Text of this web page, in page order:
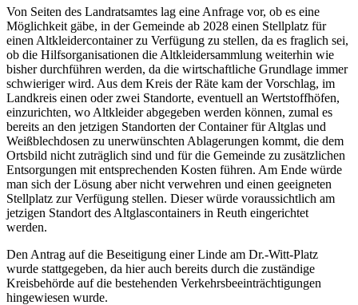
Von Seiten des Landratsamtes lag eine Anfrage vor, ob es eine
Möglichkeit gäbe, in der Gemeinde ab 2028 einen Stellplatz für
einen Altkleidercontainer zu Verfügung zu stellen, da es fraglich sei,
ob die Hilfsorganisationen die Altkleidersammlung weiterhin wie
bisher durchführen werden, da die wirtschaftliche Grundlage immer
schwieriger wird. Aus dem Kreis der Räte kam der Vorschlag, im
Landkreis einen oder zwei Standorte, eventuell an Wertstoffhöfen,
einzurichten, wo Altkleider abgegeben werden können, zumal es
bereits an den jetzigen Standorten der Container für Altglas und
Weißblechdosen zu unerwünschten Ablagerungen kommt, die dem
Ortsbild nicht zuträglich sind und für die Gemeinde zu zusätzlichen
Entsorgungen mit entsprechenden Kosten führen. Am Ende würde
man sich der Lösung aber nicht verwehren und einen geeigneten
Stellplatz zur Verfügung stellen. Dieser würde voraussichtlich am
jetzigen Standort des Altglascontainers in Reuth eingerichtet
werden.
Den Antrag auf die Beseitigung einer Linde am Dr.-Witt-Platz
wurde stattgegeben, da hier auch bereits durch die zuständige
Kreisbehörde auf die bestehenden Verkehrsbeeinträchtigungen
hingewiesen wurde.